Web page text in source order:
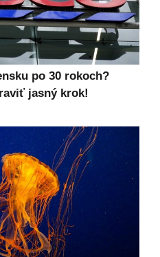
po 30 rokoch?
jasný krok!